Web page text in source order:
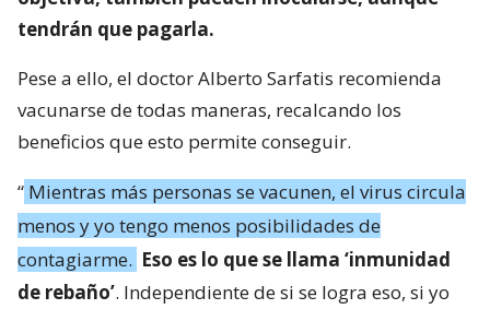
tendrán que pagarla.
Pese a ello, el doctor Alberto Sarfatis recomienda
vacunarse de todas maneras, recalcando los
beneficios que esto permite conseguir.
“ Mientras más personas se vacunen, el virus circula
menos y yo tengo menos posibilidades de
contagiarme. Eso es lo que se llama ‘inmunidad
de rebaño’. Independiente de si se logra eso, si yo